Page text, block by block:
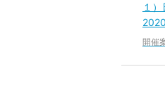
１
開催